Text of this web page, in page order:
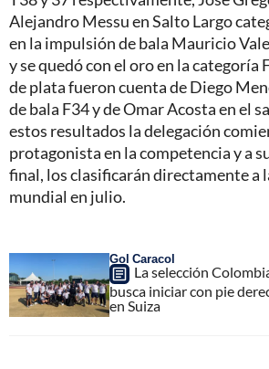
Alejandro Messu en Salto Largo
en la impulsión de bala Mauricio
y se quedó con el oro en la categoría
de plata fueron cuenta de Diego
de bala F34 y de Omar Acosta en el
estos resultados la delegación
protagonista en la competencia y a
final, los clasificarán directamente a
mundial en julio.
Gol Caracol
La selección
busca iniciar con pie
en Suiza